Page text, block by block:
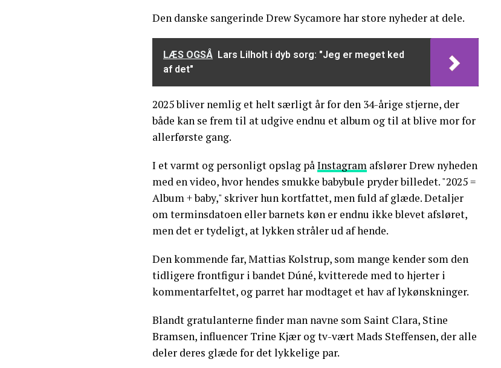
Den danske sangerinde Drew Sycamore har store nyheder at dele.
LÆS OGSÅ Lars Lilholt i dyb sorg: "Jeg er meget ked
af det"
2025 bliver nemlig et helt særligt år for den 34-årige stjerne, der
både kan se frem til at udgive endnu et album og til at blive mor for
allerførste gang.
I et varmt og personligt opslag påInstagram afslører Drew nyheden
med en video, hvor hendes smukke babybule pryder billedet. "2025 =
Album + baby," skriver hun kortfattet, men fuld af glæde. Detaljer
om terminsdatoen eller barnets køn er endnu ikke blevet afsløret,
men det er tydeligt, at lykken stråler ud af hende.
Den kommende far, Mattias Kolstrup, som mange kender som den
tidligere frontfigur i bandet Dúné, kvitterede med to hjerter i
kommentarfeltet, og parret har modtaget et hav af lykønskninger.
Blandt gratulanterne finder man navne som Saint Clara, Stine
Bramsen, influencer Trine Kjær og tv-vært Mads Steffensen, der alle
deler deres glæde for det lykkelige par.